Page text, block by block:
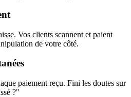
Vos clients scannent et paient
de votre côté.
paiement reçu. Fini les doutes sur
?"